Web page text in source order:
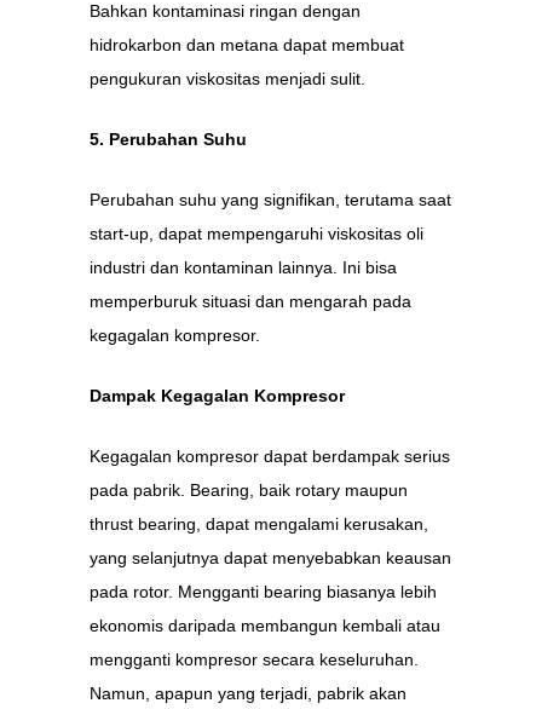
Bahkan kontaminasi ringan dengan
hidrokarbon dan metana dapat membuat
pengukuran viskositas menjadi sulit.
5. Perubahan Suhu
Perubahan suhu yang signifikan, terutama saat
start-up, dapat mempengaruhi viskositas oli
industri dan kontaminan lainnya. Ini bisa
memperburuk situasi dan mengarah pada
kegagalan kompresor.
Dampak Kegagalan Kompresor
Kegagalan kompresor dapat berdampak serius
pada pabrik. Bearing, baik rotary maupun
thrust bearing, dapat mengalami kerusakan,
yang selanjutnya dapat menyebabkan keausan
pada rotor. Mengganti bearing biasanya lebih
ekonomis daripada membangun kembali atau
mengganti kompresor secara keseluruhan.
Namun, apapun yang terjadi, pabrik akan